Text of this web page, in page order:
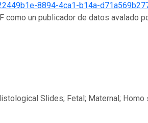
8894-4ca1-b14a-
como un publicador de datos avalado
Slides; Fetal; Maternal; Homo